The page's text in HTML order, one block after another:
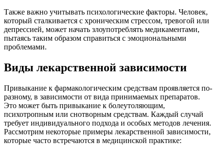
Также важно учитывать психологические факторы. Человек,
который сталкивается с хроническим стрессом, тревогой или
депрессией, может начать злоупотреблять медикаментами,
пытаясь таким образом справиться с эмоциональными
проблемами.
Виды лекарственной зависимости
Привыкание к фармакологическим средствам проявляется по-
разному, в зависимости от вида принимаемых препаратов.
Это может быть привыкание к болеутоляющим,
психотропным или снотворным средствам. Каждый случай
требует индивидуального подхода и особых методов лечения.
Рассмотрим некоторые примеры лекарственной зависимости,
которые часто встречаются в медицинской практике: